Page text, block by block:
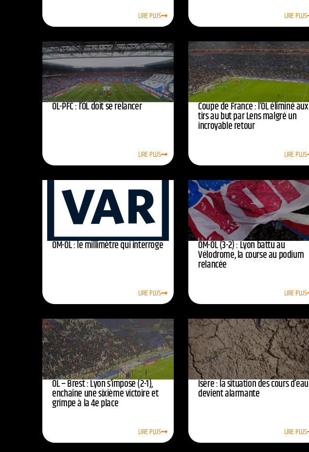
LIRE PLUS LIRE PLUS
OL-PFC : l’OL doit se relancer
LIRE PLUS
Coupe de France : l’OL éliminé aux
tirs au but par Lens malgré un
incroyable retour
LIRE PLUS
OM-OL : le millimètre qui interroge
LIRE PLUS
OM-OL (3-2) : Lyon battu au
Vélodrome, la course au podium
relancée
LIRE PLUS
OL – Brest : Lyon s’impose (2-1),
enchaîne une sixième victoire et
grimpe à la 4e place
LIRE PLUS
Isère : la situation des cours d’eau
devient alarmante
LIRE PLUS